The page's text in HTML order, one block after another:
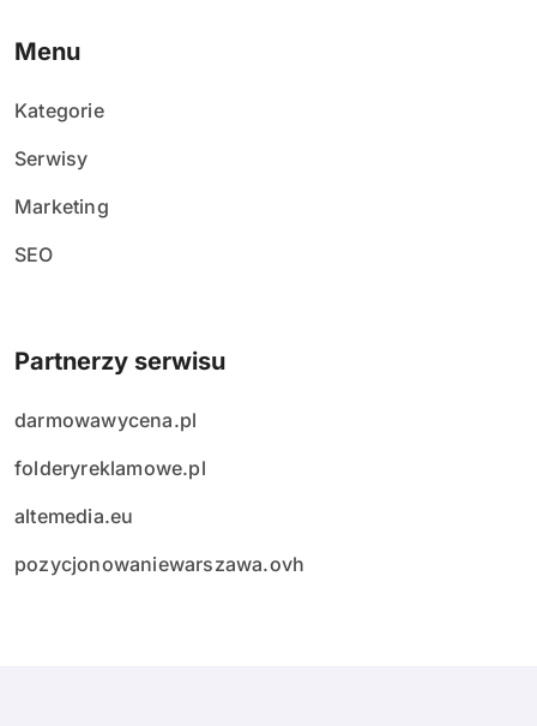
Menu
Kategorie
Serwisy
Marketing
SEO
Partnerzy serwisu
darmowawycena.pl
folderyreklamowe.pl
altemedia.eu
pozycjonowaniewarszawa.ovh